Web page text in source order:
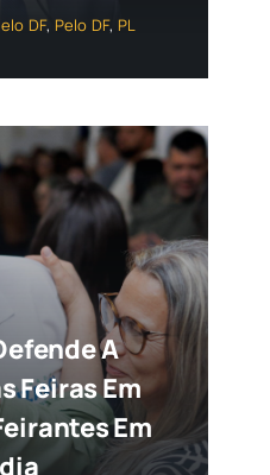
DF, Pelo DF, PL
A
Feiras Em
Em